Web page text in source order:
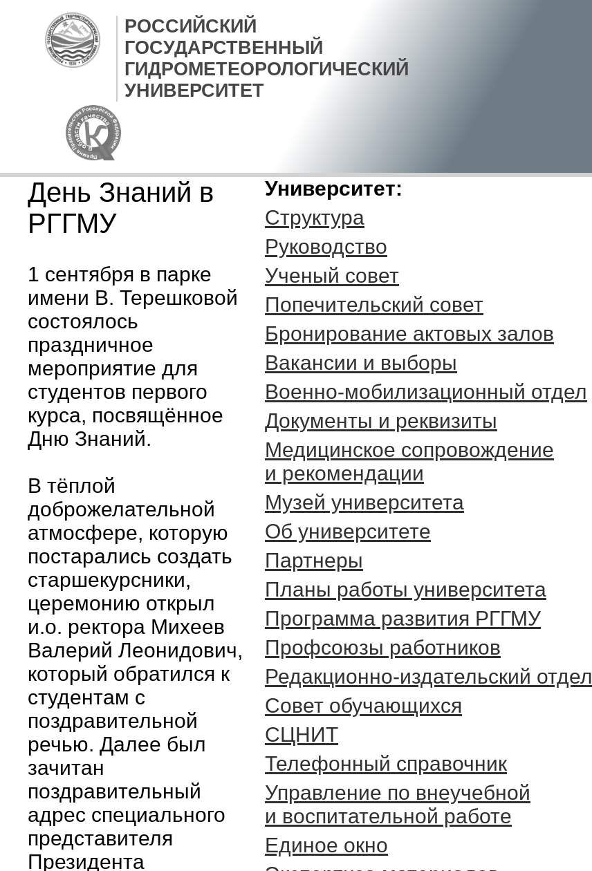
РОССИЙСКИЙ
ГОСУДАРСТВЕННЫЙ
ГИДРОМЕТЕОРОЛОГИЧЕСКИЙ
УНИВЕРСИТЕТ
День Знаний в
РГГМУ
1 сентября в парке
имени В. Терешковой
состоялось
праздничное
мероприятие для
студентов первого
курса, посвящённое
Дню Знаний.
В тёплой
доброжелательной
атмосфере, которую
постарались создать
старшекурсники,
церемонию открыл
и.о. ректора Михеев
Валерий Леонидович,
который обратился к
студентам с
поздравительной
речью. Далее был
зачитан
поздравительный
адрес специального
представителя
Президента
Университет:
Структура
Руководство
Ученый совет
Попечительский совет
Бронирование актовых залов
Вакансии и выборы
Военно-мобилизационный отдел
Документы и реквизиты
Медицинское сопровождение
и рекомендации
Музей университета
Об университете
Партнеры
Планы работы университета
Программа развития РГГМУ
Профсоюзы работников
Редакционно-издательский отдел
Cовет обучающихся
СЦНИТ
Телефонный справочник
Управление по внеучебной
и воспитательной работе
Единое окно